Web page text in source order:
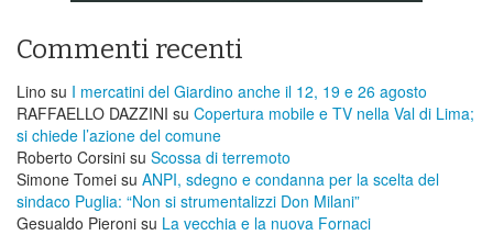
Commenti recenti
Lino su I mercatini del Giardino anche il 12, 19 e 26 agosto
RAFFAELLO DAZZINI su ​Copertura mobile e TV nella Val di Lima;
si chiede l’azione del comune
Roberto Corsini su Scossa di terremoto
Simone Tomei su ANPI, sdegno e condanna per la scelta del
sindaco Puglia: “Non si strumentalizzi Don Milani”
Gesualdo Pieroni su La vecchia e la nuova Fornaci